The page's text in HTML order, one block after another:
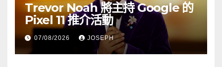
Trevor Noah 將主持 Google 的
Pixel 11 推介活動
07/08/2026 JOSEPH